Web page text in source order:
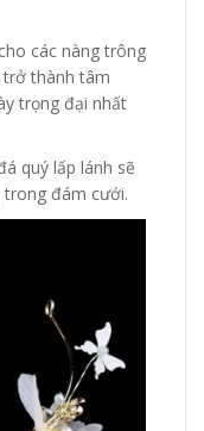
các nàng trông
trở thành tâm
trọng đại nhất
quý lấp lánh sẽ
trong đám cưới.